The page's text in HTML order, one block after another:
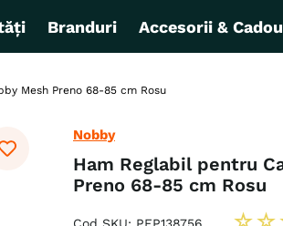
Branduri Accesorii &
Mesh Preno 68-85 cm Rosu
Nobby
Ham Reglabil pentru
Preno 68-85 cm Rosu
Cod SKU: PEP138756